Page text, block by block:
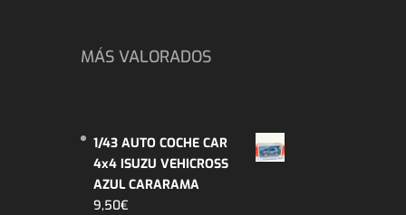
MÁS VALORADOS
1/43 AUTO COCHE CAR
4x4 ISUZU VEHICROSS
AZUL CARARAMA
9,50€